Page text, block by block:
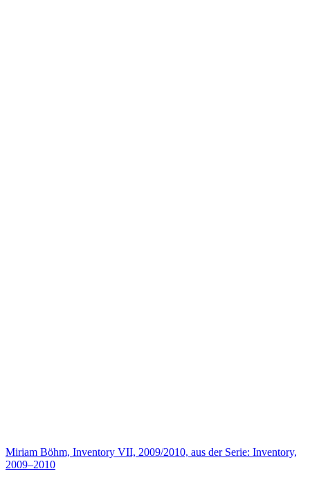
Miriam Böhm, Inventory VII, 2009/2010, aus der Serie: Inventory,
2009–2010